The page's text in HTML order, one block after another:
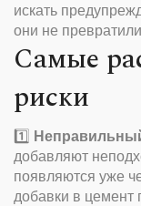
искать
они не
Самые
риски
1️⃣
добавляют
появляются уже
добавки в